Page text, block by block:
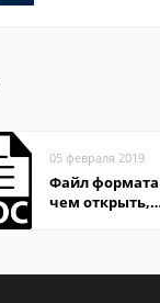
05 февраля 2019
Файл формата
чем открыть,